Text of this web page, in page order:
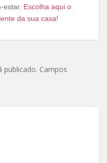
estar. Escolha aqui o
da sua casa!
publicado. Campos